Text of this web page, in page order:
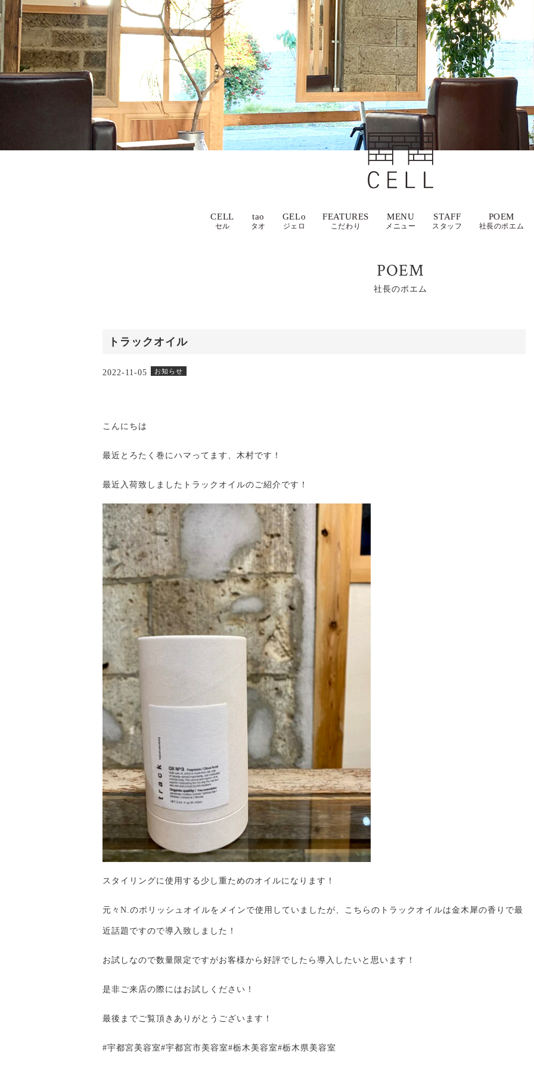
CELL
セル
tao
タオ
GELo
ジェロ
FEATURES
こだわり
MENU
メニュー
STAFF
スタッフ
POEM
社長のポエム
POEM
社長のポエム
トラックオイル
2022-11-05 お知らせ
こんにちは
最近とろたく巻にハマってます、木村です！
最近入荷致しましたトラックオイルのご紹介です！
スタイリングに使用する少し重ためのオイルになります！
元々N.のポリッシュオイルをメインで使用していましたが、こちらのトラックオイルは金木犀の香りで最
近話題ですので導入致しました！
お試しなので数量限定ですがお客様から好評でしたら導入したいと思います！
是非ご来店の際にはお試しください！
最後までご覧頂きありがとうございます！
#宇都宮美容室#宇都宮市美容室#栃木美容室#栃木県美容室